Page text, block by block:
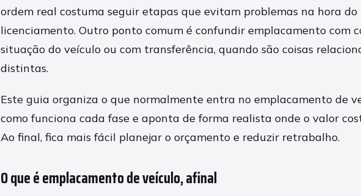
ordem real costuma seguir etapas que evitam problemas na hora do
licenciamento. Outro ponto comum é confundir emplacamento com
situação do veículo ou com transferência, quando são coisas
distintas.
Este guia organiza o que normalmente entra no emplacamento de
como funciona cada fase e aponta de forma realista onde o valor
Ao final, fica mais fácil planejar o orçamento e reduzir retrabalho.
O que é emplacamento de veículo, afinal